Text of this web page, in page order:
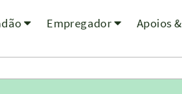
Empregador Apoios